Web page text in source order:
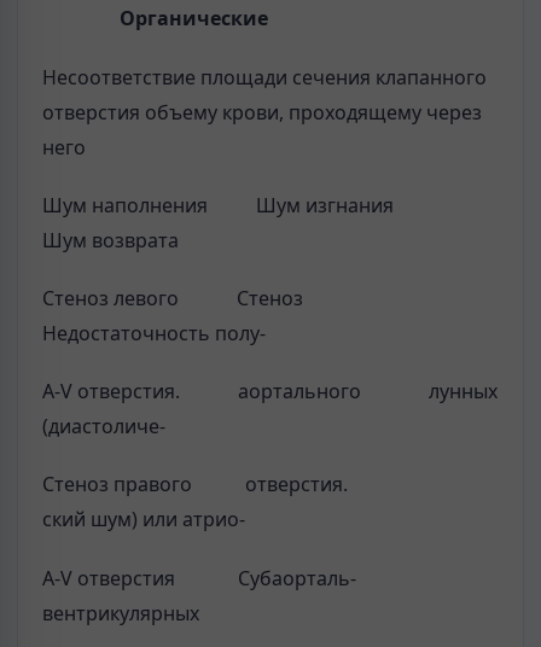
Органические
Несоответствие площади сечения клапанного
отверстия объему крови, проходящему через
него
Шум наполнения Шум изгнания
Шум возврата
Стеноз левого Стеноз
Недостаточность полу-
A-V отверстия. аортального лунных
(диастоличе-
Стеноз правого отверстия.
ский шум) или атрио-
A-V отверстия Субаорталь-
вентрикулярных